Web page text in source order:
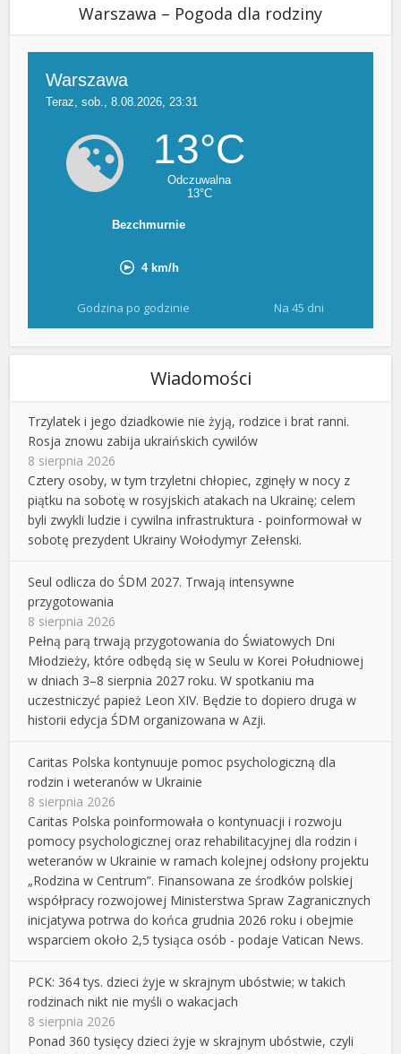
Warszawa – Pogoda dla rodziny
Godzina po godzinie Na 45 dni
Wiadomości
Trzylatek i jego dziadkowie nie żyją, rodzice i brat ranni.
Rosja znowu zabija ukraińskich cywilów
8 sierpnia 2026
Cztery osoby, w tym trzyletni chłopiec, zginęły w nocy z
piątku na sobotę w rosyjskich atakach na Ukrainę; celem
byli zwykli ludzie i cywilna infrastruktura - poinformował w
sobotę prezydent Ukrainy Wołodymyr Zełenski.
Seul odlicza do ŚDM 2027. Trwają intensywne
przygotowania
8 sierpnia 2026
Pełną parą trwają przygotowania do Światowych Dni
Młodzieży, które odbędą się w Seulu w Korei Południowej
w dniach 3–8 sierpnia 2027 roku. W spotkaniu ma
uczestniczyć papież Leon XIV. Będzie to dopiero druga w
historii edycja ŚDM organizowana w Azji.
Caritas Polska kontynuuje pomoc psychologiczną dla
rodzin i weteranów w Ukrainie
8 sierpnia 2026
Caritas Polska poinformowała o kontynuacji i rozwoju
pomocy psychologicznej oraz rehabilitacyjnej dla rodzin i
weteranów w Ukrainie w ramach kolejnej odsłony projektu
„Rodzina w Centrum”. Finansowana ze środków polskiej
współpracy rozwojowej Ministerstwa Spraw Zagranicznych
inicjatywa potrwa do końca grudnia 2026 roku i obejmie
wsparciem około 2,5 tysiąca osób - podaje Vatican News.
PCK: 364 tys. dzieci żyje w skrajnym ubóstwie; w takich
rodzinach nikt nie myśli o wakacjach
8 sierpnia 2026
Ponad 360 tysięcy dzieci żyje w skrajnym ubóstwie, czyli